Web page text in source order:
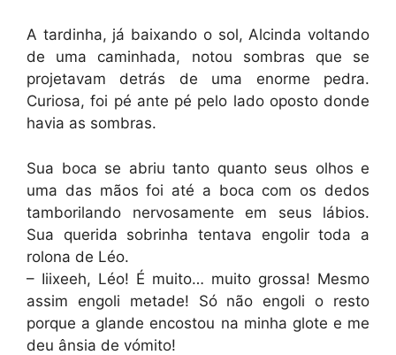
A tardinha, já baixando o sol, Alcinda voltando
de uma caminhada, notou sombras que se
projetavam detrás de uma enorme pedra.
Curiosa, foi pé ante pé pelo lado oposto donde
havia as sombras.
Sua boca se abriu tanto quanto seus olhos e
uma das mãos foi até a boca com os dedos
tamborilando nervosamente em seus lábios.
Sua querida sobrinha tentava engolir toda a
rolona de Léo.
– Iiixeeh, Léo! É muito… muito grossa! Mesmo
assim engoli metade! Só não engoli o resto
porque a glande encostou na minha glote e me
deu ânsia de vómito!